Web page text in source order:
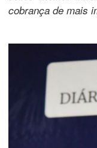
cobrança de mais